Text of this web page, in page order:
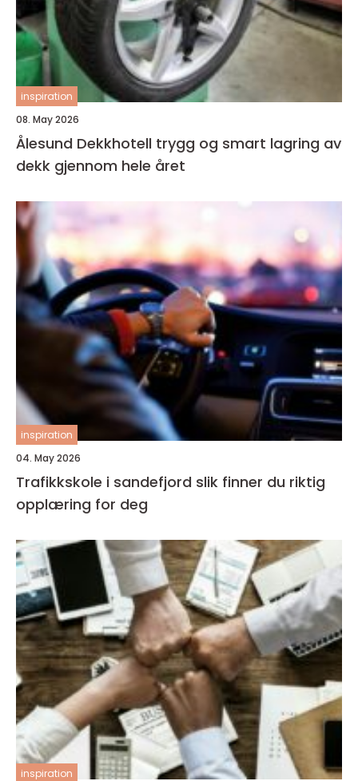
inspiration
08. May 2026
Ålesund Dekkhotell trygg og smart lagring av
dekk gjennom hele året
inspiration
04. May 2026
Trafikkskole i sandefjord slik finner du riktig
opplæring for deg
inspiration